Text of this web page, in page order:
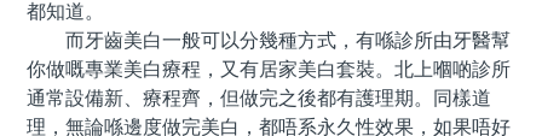
都知道。
而牙齒美白一般可以分幾種方式，有喺診所由牙醫幫
你做嘅專業美白療程，又有居家美白套裝。北上嗰啲診所
通常設備新、療程齊，但做完之後都有護理期。同樣道
理，無論喺邊度做完美白，都唔系永久性效果，如果唔好